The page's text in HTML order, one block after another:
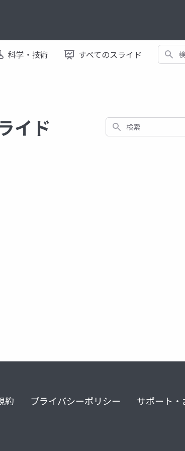
科学・技術 すべてのスライド 検索
イド 検索
約 プライバシーポリシー サポート・